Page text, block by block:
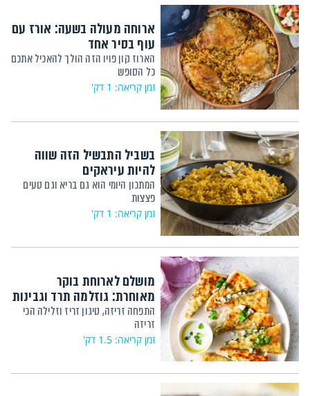
ארוחה מעולה בשעה: אורז עם
עוף בסיר אחד
הארוז קון פויו הזה הולך להאכיל אתכם
כל הסופש
זמן קריאה: 1 דק'
בשביל התבשיל הזה שווה
להיות עיראקים
המתכון היומי הוא גם בריא וגם טעים
פצצות
זמן קריאה: 1 דק'
מושלם לארוחת בוקר
מאוחרת: גוזלמה תרד וגבינות
התפחה זריזה, טיגון זריז וזלילה הכי
זריזה
זמן קריאה: 1.5 דק'